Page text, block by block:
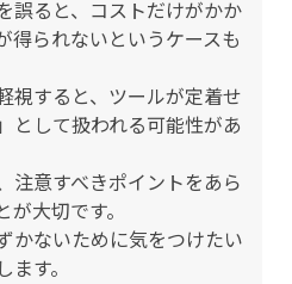
誤ると、コストだけがかか
得られないというケースも
視すると、ツールが定着せ
として扱われる可能性があ
注意すべきポイントをあら
大切です。
かないために気をつけたい
す。